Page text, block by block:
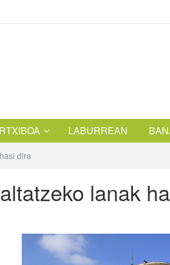
LABURREAN
dira
lanak